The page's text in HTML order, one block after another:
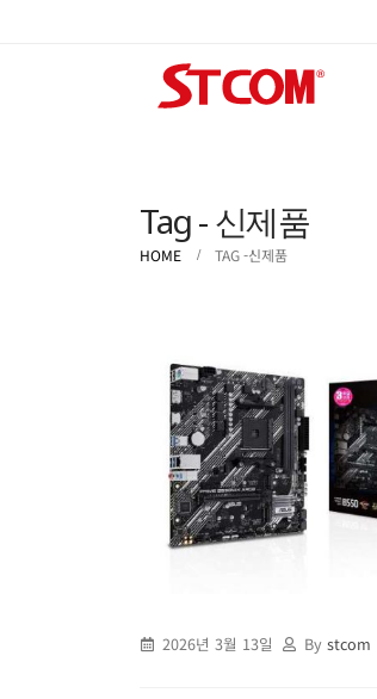
Tag - 신제품
HOME TAG -신제품
2026년 3월 13일 Bystcom